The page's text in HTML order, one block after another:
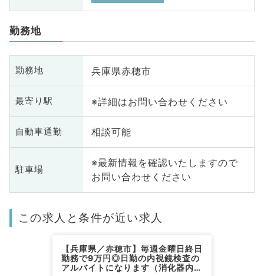
勤務地
勤務地 兵庫県赤穂市
最寄り駅 ※詳細はお問い合わせください
自動車通勤 相談可能
駐車場
※最新情報を確認いたしますので
お問い合わせください
この求人と条件が近い求人
【兵庫県／赤穂市】毎週金曜日終日
勤務で9万円◎日勤の内視鏡検査の
アルバイトになります（消化器内科